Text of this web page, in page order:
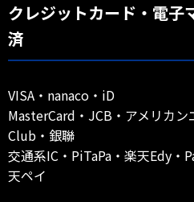
クレジットカード・電子
済
VISA・nanaco・iD
MasterCard・JCB・アメリカ
Club・銀聯
交通系IC・PiTaPa・楽天Edy・
天ペイ